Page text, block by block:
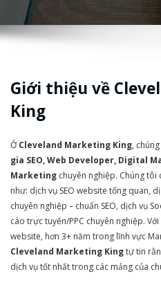
Giới thiệu về
King
ỞCleveland Marketing King,
gia SEO, Web Developer, Digital
Marketing chuyên nghiệp. Chúng
như: dịch vụ SEO website tổng quan,
chuyên nghiệp – chuẩn SEO, dịch vụ
cáo trực tuyến/PPC chuyên nghiệp.
website, hơn 3+ năm trong lĩnh vực
Cleveland Marketing Kingtự tin
dịch vụ tốt nhất trong các mảng của